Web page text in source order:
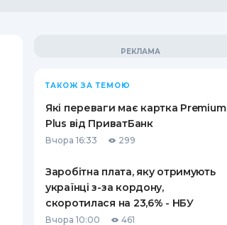
ТАКОЖ ЗА ТЕМОЮ
Які переваги має картка Premium
Plus від ПриватБанк
Вчора 16:33 299
Заробітна плата, яку отримують
українці з-за кордону,
скоротилася на 23,6% - НБУ
Вчора 10:00 461